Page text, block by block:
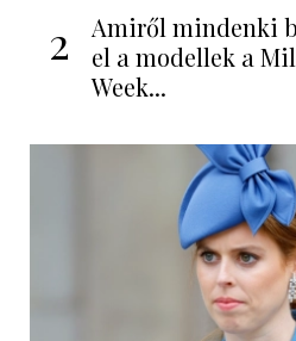
2
Amiről mindenki
el a modellek a
Week...